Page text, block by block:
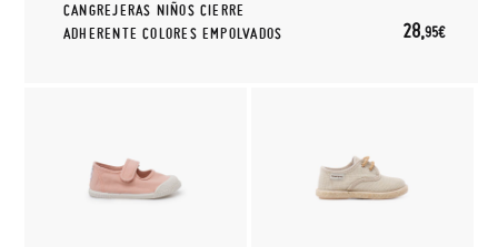
CANGREJERAS NIÑOS CIERRE
ADHERENTE COLORES EMPOLVADOS
28,95€